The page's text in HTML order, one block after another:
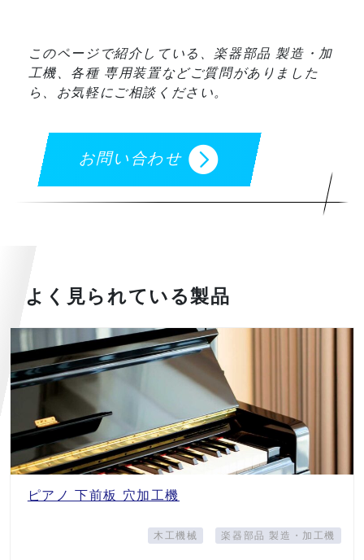
このページで紹介している、楽器部品 製造・加
工機、各種 専用装置などご質問がありました
ら、お気軽にご相談ください。
お問い合わせ
よく見られている製品
ピアノ 下前板 穴加工機
木工機械 楽器部品 製造・加工機